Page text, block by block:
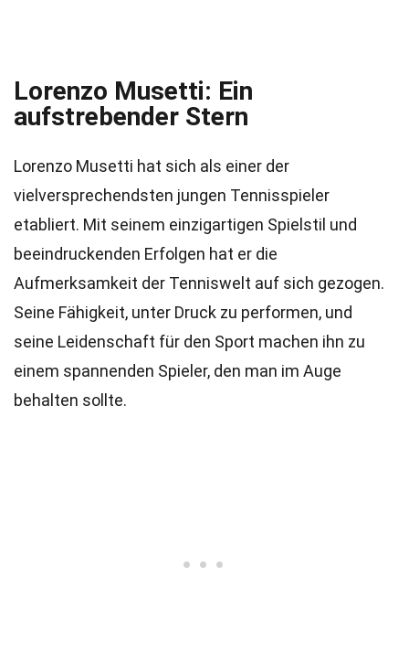
Lorenzo Musetti: Ein
aufstrebender Stern
Lorenzo Musetti hat sich als einer der
vielversprechendsten jungen Tennisspieler
etabliert. Mit seinem einzigartigen Spielstil und
beeindruckenden Erfolgen hat er die
Aufmerksamkeit der Tenniswelt auf sich gezogen.
Seine Fähigkeit, unter Druck zu performen, und
seine Leidenschaft für den Sport machen ihn zu
einem spannenden Spieler, den man im Auge
behalten sollte.